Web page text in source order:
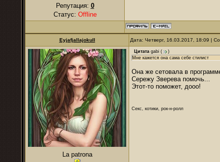
Репутация: 0
Статус: Offline
Eyjafjallajokull Дата: Четверг, 16.03.2017, 18:09 |
La patrona
Цитата gabi (
)
Мне кажется она сама себе стилист
Она же сетовала в
Сережу Зверева помочь...
Этот-то поможет, дооо!
Секс, котики, рок-н-ролл